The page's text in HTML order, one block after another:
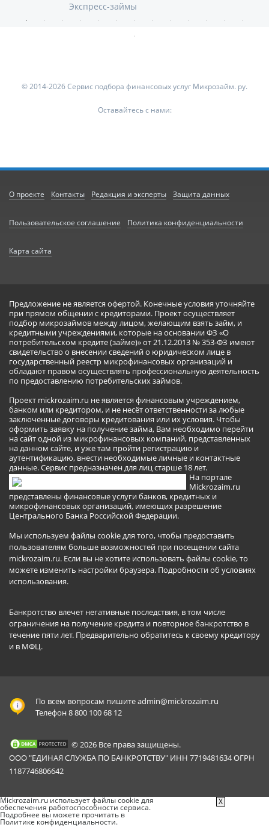
Экспресс-займы
© 2014-2026 Сервис подбора финансовых услуг Микрозайм. ру.
Оставайтесь с нами:
О проекте Контакты Редакция и эксперты Защита данных
Пользовательское соглашение Политика конфиденциальности
Карта сайта
Предложение не является офертой. Конечные условия уточняйте
при прямом общении с кредиторами. Проект осуществляет
подбор микрозаймов между лицом, желающим взять займ, и
кредитными учреждениями, которые на основании ФЗ «О
потребительском кредите (займе)» от 21.12.2013 № 353-ФЗ имеют
свидетельство о внесении сведений о юридическом лице в
государственный реестр микрофинансовых организаций и
обладают правом осуществлять профессиональную деятельность
по предоставлению потребительских займов.
Проект mickrozaim.ru не является финансовым учреждением,
банком или кредитором, и не несёт ответственности за любые
заключенные договоры кредитования или их условия. Чтобы
оформить заявку на получение займа, Вам необходимо перейти
на сайт одной из микрофинансовых компаний, представленных
на данном сайте, и уже там пройти регистрацию и
аутентификацию, внести необходимые личные и контактные
данные. Сервис предназначен для лиц старше 18 лет.
На портале
Mickrozaim.ru
представлены финансовые услуги банков, кредитных и
микрофинансовых организаций, имеющих разрешение
Центрального Банка Российской Федерации.
Мы используем файлы cookie для того, чтобы предоставить
пользователям больше возможностей при посещении сайта
mickrozaim.ru. Если вы не хотите использовать файлы cookie, то
можете изменить настройки браузера. Подробности об условиях
использования.
Банкротство влечет негативные последствия, в том числе
ограничения на получение кредита и повторное банкротство в
течение пяти лет. Предварительно обратитесь к своему кредитору
и в МФЦ.
По всем вопросам пишитеadmin@mickrozaim.ru
Телефон 8 800 100 68 12
© 2026 Все права защищены.
ООО "ЕДИНАЯ СЛУЖБА ПО БАНКРОТСТВУ" ИНН 7719481634 ОГРН
1187746806642
Mickrozaim.ru использует файлы cookie для
обеспечения работоспособности сервиса.
Подробнее вы можете прочитать в
Политике конфиденциальности.
X